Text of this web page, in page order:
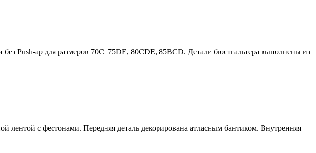
Push-ap для размеров 70C, 75DE, 80CDE, 85BCD. Детали бюстгальтера выполнены из
лентой с фестонами. Передняя деталь декорирована атласным бантиком. Внутренняя